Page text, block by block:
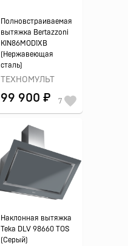
Полновстраиваемая
вытяжка Bertazzoni
KIN86MOD1XB
(Нержавеющая
сталь)
ТЕХНОМУЛЬТ
99 900 ₽ 7
Наклонная вытяжка
Teka DLV 98660 TOS
(Серый)